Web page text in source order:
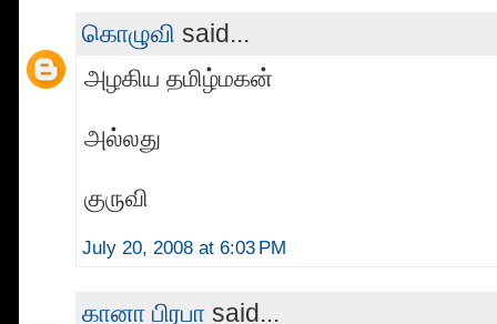
கொழுவி said...
அழகிய தமிழ்மகன்
அல்லது
குருவி
July 20, 2008 at 6:03 PM
கானா பிரபா said...